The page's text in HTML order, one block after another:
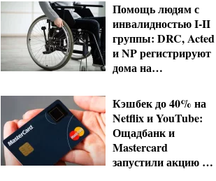
Помощь людям с
инвалидностью I-II
группы: DRC, Acted
и NP регистрируют
дома на
Кэшбек до 40% на
Netflix и YouTube:
Ощадбанк и
Mastercard
запустили акцию до